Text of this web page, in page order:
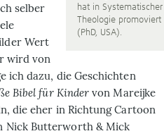
hat in Systematischer
Theologie promoviert
(PhD, USA).
selber
Wert
wird von
ich dazu, die Geschichten
Bibel für Kinder von Mareijke
die eher in Richtung Cartoon
Nick Butterworth & Mick